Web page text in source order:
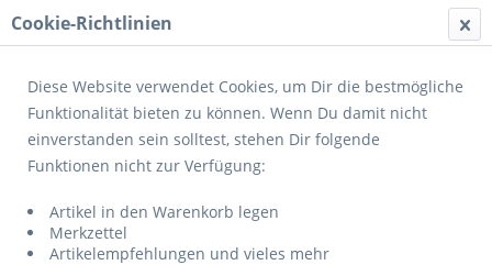
Menü
Übersicht Jugendbälle
LIGHT Gr. 5 WEISS/ROT/SCHWARZ
Cookie-Richtlinien
Diese Website verwendet Cookies, um Dir die bestmögliche
Funktionalität bieten zu können. Wenn Du damit nicht
einverstanden sein solltest, stehen Dir folgende
Funktionen nicht zur Verfügung:
Artikel in den Warenkorb legen
Merkzettel
Artikelempfehlungen und vieles mehr